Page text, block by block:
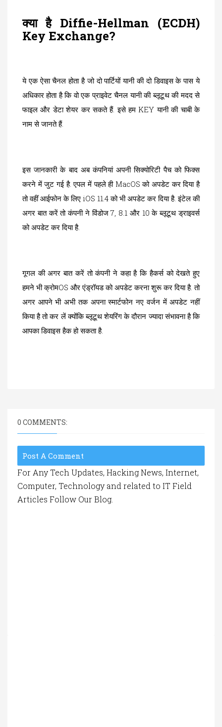
क्या है Diffie-Hellman (ECDH)
Key Exchange?
ये एक ऐसा चैनल होता है जो दो पार्टियों यानी की दो डिवाइस के पास ये
अधिकार होता है कि वो एक प्राइवेट चैनल यानी की ब्लूटूथ की मदद से
फाइल और डेटा शेयर कर सकते हैं. इसे हम KEY यानी की चाबी के
नाम से जानते हैं.
इस जानकारी के बाद अब कंपनियां अपनी सिक्योरिटी पैच को फिक्स
करने में जुट गई है. एपल में पहले ही MacOS को अपडेट कर दिया है
तो वहीं आईफोन के लिए iOS 11.4 को भी अपडेट कर दिया है. इंटेल की
अगर बात करें तो कंपनी ने विंडोज 7, 8.1 और 10 के ब्लूटूथ ड्राइवर्स
को अपडेट कर दिया है.
गूगल की अगर बात करें तो कंपनी ने कहा है कि हैकर्स को देखते हुए
हमने भी क्रोमOS और एंड्रॉयड को अपडेट करना शुरू कर दिया है. तो
अगर आपने भी अभी तक अपना स्मार्टफोन नए वर्जन में अपडेट नहीं
किया है तो कर लें क्योंकि ब्लूटूथ शेयरिंग के दौरान ज्यादा संभावना है कि
आपका डिवाइस हैक हो सकता है.
0 COMMENTS:
Post A Comment
For Any Tech Updates, Hacking News, Internet,
Computer, Technology and related to IT Field
Articles Follow Our Blog.